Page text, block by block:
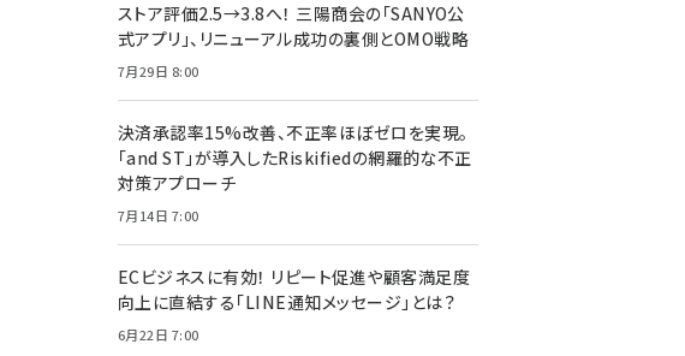
ストア評価2.5→3.8へ！ 三陽商会の「SANYO公
式アプリ」、リニューアル成功の裏側とOMO戦略
7月29日 8:00
決済承認率15%改善、不正率ほぼゼロを実現。
「and ST」が導入したRiskifiedの網羅的な不正
対策アプローチ
7月14日 7:00
ECビジネスに有効！ リピート促進や顧客満足度
向上に直結する「LINE通知メッセージ」とは？
6月22日 7:00